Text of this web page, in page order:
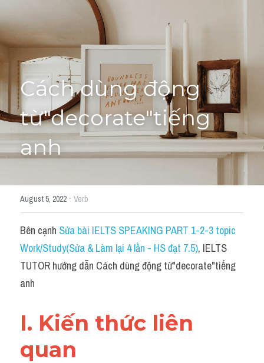
Học thử →
Cách dùng động
từ"decorate"tiếng
anh
August 5, 2022 · Verb
Bên cạnh Sửa bài IELTS SPEAKING PART 1-2-3 topic
Work/Study(Sửa & Làm lại 4 lần - HS đạt 7.5), IELTS
TUTOR hướng dẫn Cách dùng động từ"decorate"tiếng
anh
I. Kiến thức liên
quan